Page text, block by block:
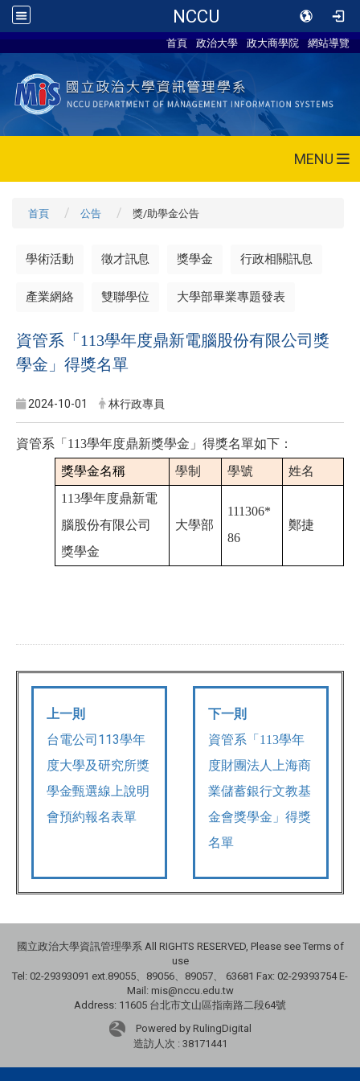
NCCU
首頁 政治大學 政大商學院 網站導覽
MENU
首頁 公告 獎/助學金公告
學術活動 徵才訊息 獎學金 行政相關訊息
產業網絡 雙聯學位 大學部畢業專題發表
資管系「113學年度鼎新電腦股份有限公司獎
學金」得獎名單
2024-10-01 林行政專員
資管系「113學年度鼎新獎學金」得獎名單如下：
獎學金名稱
學制 學號
姓名
113學年度鼎新電
腦股份有限公司
獎學金
大學部
111306*
86
鄭捷
上一則
台電公司113學年
度大學及研究所獎
學金甄選線上說明
會預約報名表單
下一則
資管系「113學年
度財團法人上海商
業儲蓄銀行文教基
金會獎學金」得獎
名單
國立政治大學資訊管理學系 All RIGHTS RESERVED, Please see Terms of
use
Tel: 02-29393091 ext.89055、89056、89057、
63681 Fax: 02-29393754 E-
Mail: mis@nccu.edu.tw
Address: 11605 台北市文山區指南路二段64號
Powered by RulingDigital
造訪人次 : 38171441